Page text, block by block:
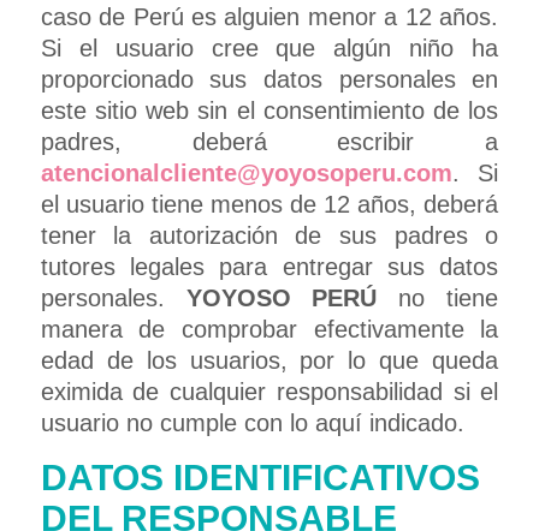
caso de Perú es alguien menor a 12 años.
Si el usuario cree que algún niño ha
proporcionado sus datos personales en
este sitio web sin el consentimiento de los
padres, deberá escribir a
atencionalcliente@yoyosoperu.com. Si
el usuario tiene menos de 12 años, deberá
tener la autorización de sus padres o
tutores legales para entregar sus datos
personales. YOYOSO PERÚ no tiene
manera de comprobar efectivamente la
edad de los usuarios, por lo que queda
eximida de cualquier responsabilidad si el
usuario no cumple con lo aquí indicado.
DATOS IDENTIFICATIVOS
DEL RESPONSABLE